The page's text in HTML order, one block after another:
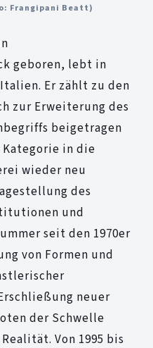
Frangipani Beatt)
geboren, lebt in
Er zählt zu den
zur Erweiterung des
beigetragen
Kategorie in die
wieder neu
des
und
seit den 1970er
von Formen und
neuer
der Schwelle
Von 1995 bis